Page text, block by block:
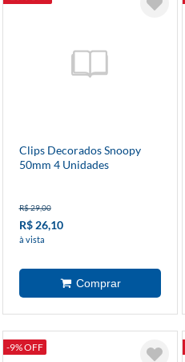
Clips Decorados Snoopy
50mm 4 Unidades
R$ 29,00
R$ 26,10
à vista
-9% OFF